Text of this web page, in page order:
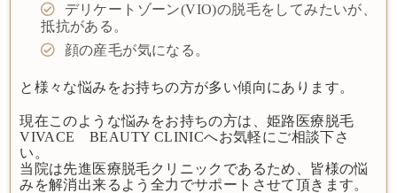
デリケートゾーン(VIO)の脱毛をしてみたいが、
抵抗がある。
顔の産毛が気になる。
と様々な悩みをお持ちの方が多い傾向にあります。
現在このような悩みをお持ちの方は、姫路医療脱毛
VIVACE BEAUTY CLINICへお気軽にご相談下さ
い。
当院は先進医療脱毛クリニックであるため、皆様の悩
みを解消出来るよう全力でサポートさせて頂きます。